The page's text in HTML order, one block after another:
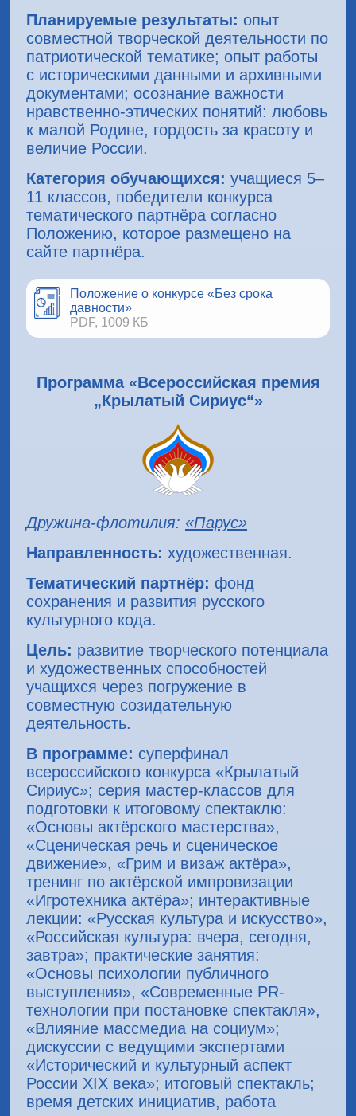
Планируемые результаты: опыт
совместной творческой деятельности по
патриотической тематике; опыт работы
с историческими данными и архивными
документами; осознание важности
нравственно-этических понятий: любовь
к малой Родине, гордость за красоту и
величие России.
Категория обучающихся: учащиеся 5–
11 классов, победители конкурса
тематического партнёра согласно
Положению, которое размещено на
сайте партнёра.
Положение о конкурсе «Без срока
давности»
PDF, 1009 КБ
Программа «Всероссийская премия
„Крылатый Сириус“»
Дружина-флотилия: «Парус»
Направленность: художественная.
Тематический партнёр: фонд
сохранения и развития русского
культурного кода.
Цель: развитие творческого потенциала
и художественных способностей
учащихся через погружение в
совместную созидательную
деятельность.
В программе: суперфинал
всероссийского конкурса «Крылатый
Сириус»; серия мастер-классов для
подготовки к итоговому спектаклю:
«Основы актёрского мастерства»,
«Сценическая речь и сценическое
движение», «Грим и визаж актёра»,
тренинг по актёрской импровизации
«Игротехника актёра»; интерактивные
лекции: «Русская культура и искусство»,
«Российская культура: вчера, сегодня,
завтра»; практические занятия:
«Основы психологии публичного
выступления», «Современные PR-
технологии при постановке спектакля»,
«Влияние массмедиа на социум»;
дискуссии с ведущими экспертами
«Исторический и культурный аспект
России XIX века»; итоговый спектакль;
время детских инициатив, работа